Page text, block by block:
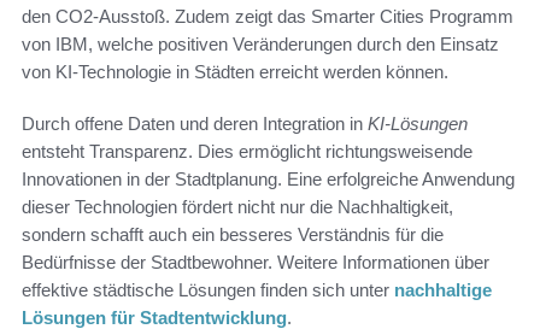
den CO2-Ausstoß. Zudem zeigt das Smarter Cities Programm
von IBM, welche positiven Veränderungen durch den Einsatz
von KI-Technologie in Städten erreicht werden können.
Durch offene Daten und deren Integration in KI-Lösungen
entsteht Transparenz. Dies ermöglicht richtungsweisende
Innovationen in der Stadtplanung. Eine erfolgreiche Anwendung
dieser Technologien fördert nicht nur die Nachhaltigkeit,
sondern schafft auch ein besseres Verständnis für die
Bedürfnisse der Stadtbewohner. Weitere Informationen über
effektive städtische Lösungen finden sich unter nachhaltige
Lösungen für Stadtentwicklung.